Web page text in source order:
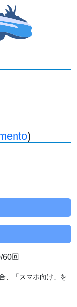
)
60回
、「スマホ向け」を